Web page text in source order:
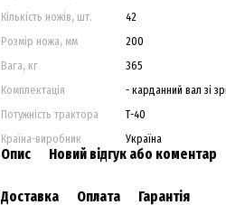
Кількість ножів, шт.
42
Розмір ножа, мм
200
Вага, кг
365
Комплектація
- карданний вал зі
Потужність трактора
Т-40
Країна-виробник
Україна
Опис Новий відгук або коментар
Доставка Оплата Гарантія